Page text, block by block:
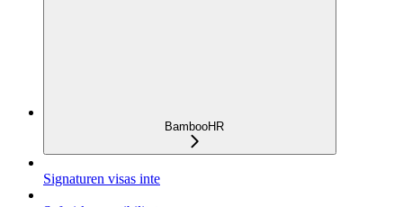
BambooHR
Signaturen visas inte